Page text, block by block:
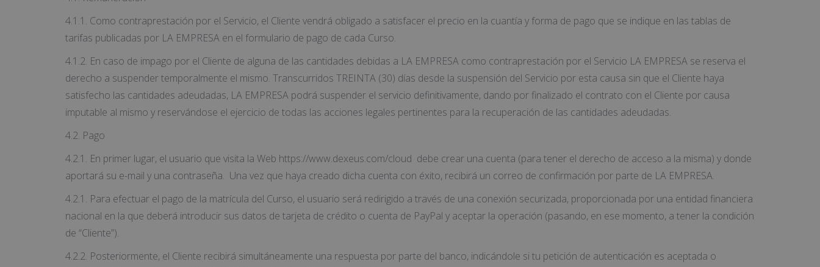
4.1.1. Como contraprestación por el Servicio, el Cliente vendrá obligado a satisfacer el precio en la cuantía y forma de pago que se indique en las tablas de
tarifas publicadas por LA EMPRESA en el formulario de pago de cada Curso.
4.1.2. En caso de impago por el Cliente de alguna de las cantidades debidas a LA EMPRESA como contraprestación por el Servicio LA EMPRESA se reserva el
derecho a suspender temporalmente el mismo. Transcurridos TREINTA (30) días desde la suspensión del Servicio por esta causa sin que el Cliente haya
satisfecho las cantidades adeudadas, LA EMPRESA podrá suspender el servicio definitivamente, dando por finalizado el contrato con el Cliente por causa
imputable al mismo y reservándose el ejercicio de todas las acciones legales pertinentes para la recuperación de las cantidades adeudadas.
4.2. Pago
4.2.1. En primer lugar, el usuario que visita la Web https://www.dexeus.com/cloud debe crear una cuenta (para tener el derecho de acceso a la misma) y donde
aportará su e-mail y una contraseña. Una vez que haya creado dicha cuenta con éxito, recibirá un correo de confirmación por parte de LA EMPRESA.
4.2.1. Para efectuar el pago de la matrícula del Curso, el usuario será redirigido a través de una conexión securizada, proporcionada por una entidad financiera
nacional en la que deberá introducir sus datos de tarjeta de crédito o cuenta de PayPal y aceptar la operación (pasando, en ese momento, a tener la condición
de “Cliente”).
4.2.2. Posteriormente, el Cliente recibirá simultáneamente una respuesta por parte del banco, indicándole si tu petición de autenticación es aceptada o